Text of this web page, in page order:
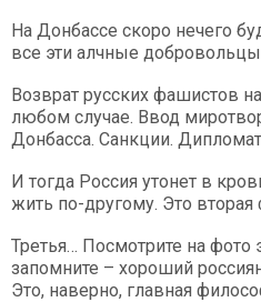
На Донбассе скоро нечего
все эти алчные
Возврат русских фашистов
любом случае. Ввод
Донбасса. Санкции.
И тогда Россия утонет в
жить по-другому. Это
Третья… Посмотрите на фото
запомните – хороший
Это, наверно, главная